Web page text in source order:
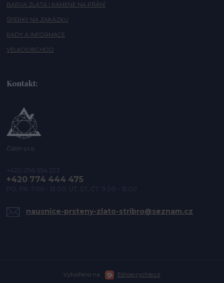
BARVA ZLATA I KAMENE NA PŘÁNÍ
ŠPERKY NA ZAKÁZKU
RADY A INFORMACE
VELKOOBCHOD
Kontakt:
Čištín s.r.o.
+420 296 554 223
+420 774 444 475
PO, PÁ: 7.00 - 13.00, ÚT, ST, ČT: 9.00 - 15.00
nausnice-prsteny-zlato-stribro@seznam.cz
Vytvořeno na Eshop-rychle.cz